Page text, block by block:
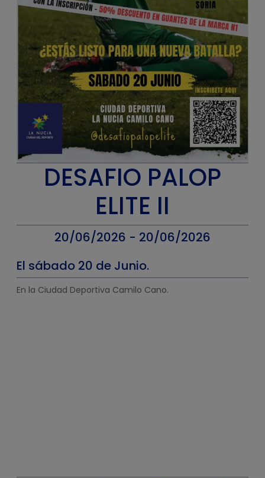
DESAFIO PALOP
ELITE II
20/06/2026 - 20/06/2026
El sábado 20 de Junio.
En la Ciudad Deportiva Camilo Cano.